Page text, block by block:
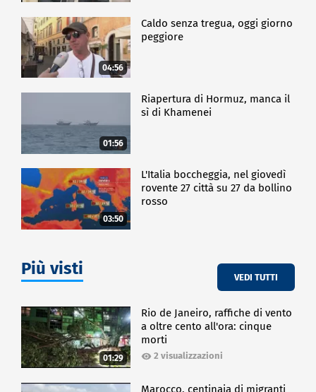
04:56
Caldo senza tregua, oggi giorno
peggiore
01:56
Riapertura di Hormuz, manca il
sì di Khamenei
03:50
L'Italia boccheggia, nel giovedì
rovente 27 città su 27 da bollino
rosso
Più visti VEDI TUTTI
01:29
Rio de Janeiro, raffiche di vento
a oltre cento all'ora: cinque
morti
2 visualizzazioni
Marocco, centinaia di migranti